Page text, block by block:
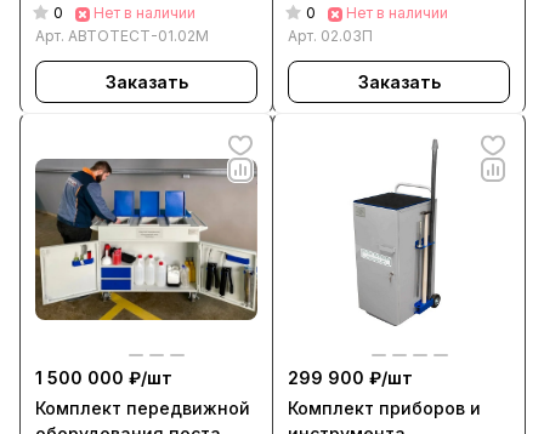
0
Нет в наличии
Арт. АВТОТЕСТ-01.02М
Заказать
0
Нет в наличии
Арт. 02.03П
Заказать
1 500 000 ₽/шт
Комплект передвижной
299 900 ₽/шт
Комплект приборов и